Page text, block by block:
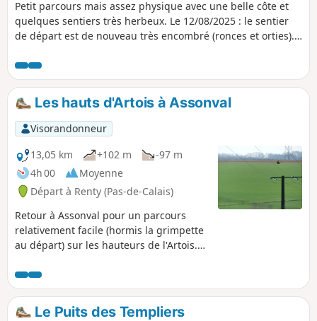
Petit parcours mais assez physique avec une belle côte et
quelques sentiers très herbeux. Le 12/08/2025 : le sentier
de départ est de nouveau très encombré (ronces et orties).
guêtres et bien sûr un bâton, voire un sécateur.
Les hauts d'Artois à Assonval
Visorandonneur
13,05 km
+102 m
-97 m
4h 00
Moyenne
Départ à Renty (Pas-de-Calais)
Retour à Assonval pour un parcours
relativement facile (hormis la grimpette
au départ) sur les hauteurs de l'Artois.
situent à plus de 150 m d'altitude
(vertigineux !) et se déroulent sur de
bons chemins.
Le Puits des Templiers